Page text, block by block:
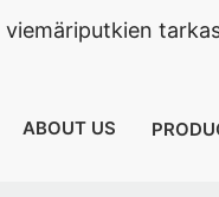
ABOUT US